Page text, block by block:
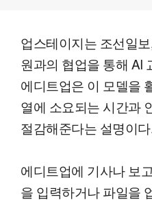
업스테이지는 조선일
원과의 협업을 통해 AI
에디트업은 이 모델을
열에 소요되는 시간과
절감해준다는 설명이
에디트업에 기사나 보
을 입력하거나 파일을